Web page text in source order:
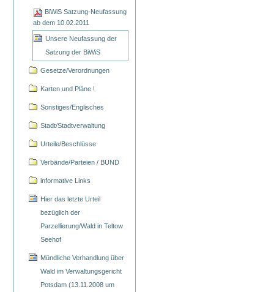
BiWiS Satzung-Neufassung
ab dem 10.02.2011
Unsere Neufassung der
Satzung der BiWiS
Gesetze/Verordnungen
Karten und Pläne !
Sonstiges/Englisches
Stadt/Stadtverwaltung
Urteile/Beschlüsse
Verbände/Parteien / BUND
informative Links
Hier das letzte Urteil
bezüglich der
Parzellierung/Wald in Teltow
Seehof
Mündliche Verhandlung über
Wald im Verwaltungsgericht
Potsdam (13.11.2008 um